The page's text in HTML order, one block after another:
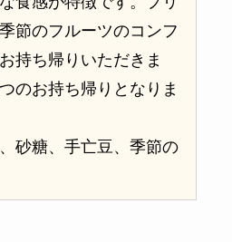
節のフルーツのコンフ
持ち帰りいただきま
のお持ち帰りとなりま
砂糖、手亡豆、季節の